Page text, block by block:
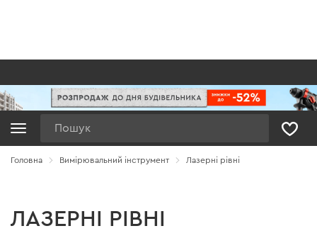
Головна Вимірювальний інструмент Лазерні рівні
ЛАЗЕРНІ РІВНІ